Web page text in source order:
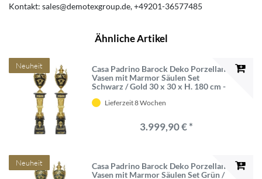
Kontakt: sales@demotexgroup.de +49201-36577485
Ähnliche Artikel
Neuheit
Casa Padrino Barock Deko Porzellan
Vasen mit Marmor Säulen Set
Schwarz / Gold 30 x 30 x H. 180 cm -
Lieferzeit 8 Wochen
3.999,90 € *
Neuheit
Casa Padrino Barock Deko Porzellan
Vasen mit Marmor Säulen Set Grün /